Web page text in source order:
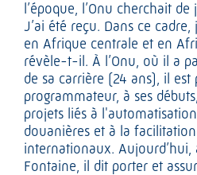
l’époque, l’Onu cherchait
J’ai été reçu. Dans ce
en Afrique centrale et en
révèle-t-il. À l’Onu, où il a
de sa carrière (24 ans), il est
programmateur, à ses
projets liés à
douanières et à la
internationaux. Aujourd’hui,
Fontaine, il dit porter et